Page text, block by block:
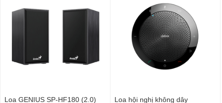
Loa GENIUS SP-HF180 (2.0)
Loa hội nghị không dây